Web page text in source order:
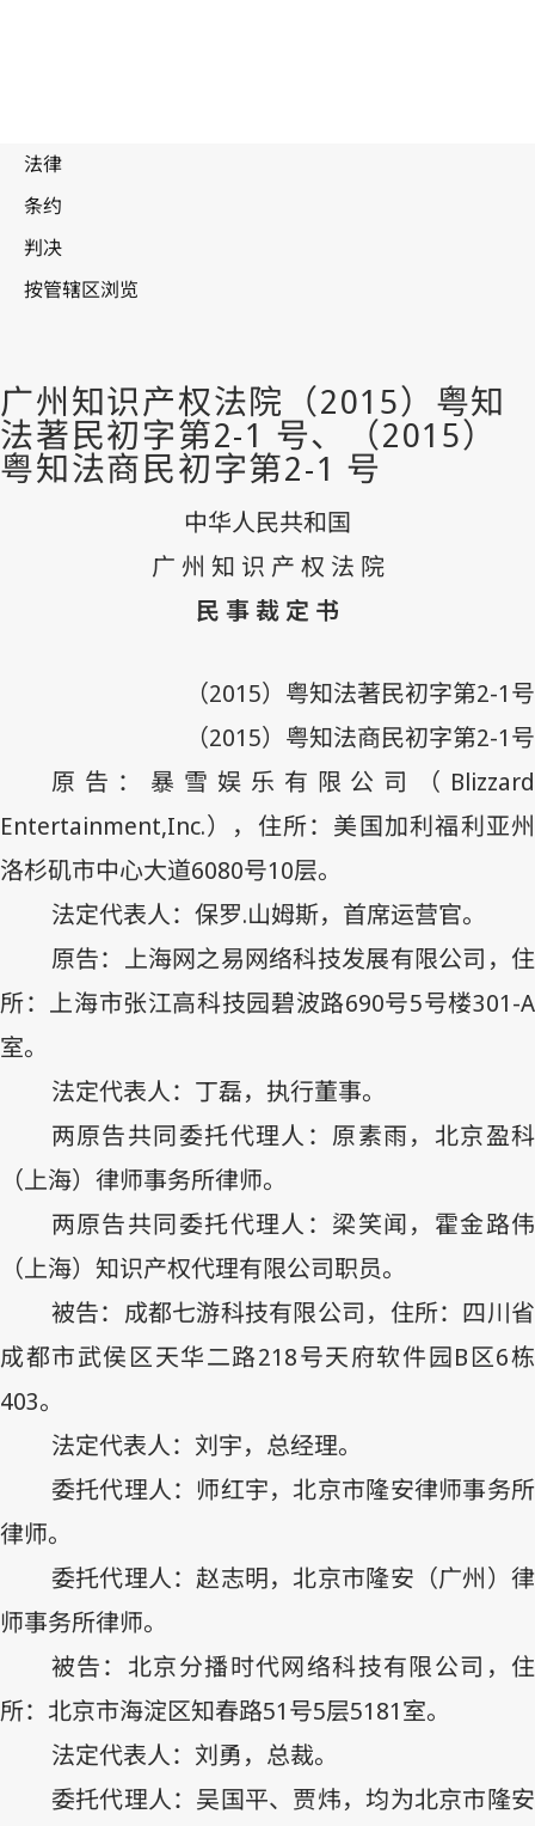
中华人民共和国
广 州 知 识 产 权 法 院
民 事 裁 定 书
（2015）粤知法著民初字第2-1号
（2015）粤知法商民初字第2-1号
原告：暴雪娱乐有限公司（ Blizzard
Entertainment,Inc.），住所：美国加利福利亚州
洛杉矶市中心大道6080号10层。
法定代表人：保罗.山姆斯，首席运营官。
原告：上海网之易网络科技发展有限公司，住
所：上海市张江高科技园碧波路690号5号楼301-A
室。
法定代表人：丁磊，执行董事。
两原告共同委托代理人：原素雨，北京盈科
（上海）律师事务所律师。
两原告共同委托代理人：梁笑闻，霍金路伟
（上海）知识产权代理有限公司职员。
被告：成都七游科技有限公司，住所：四川省
成都市武侯区天华二路218号天府软件园B区6栋
403。
法定代表人：刘宇，总经理。
委托代理人：师红宇，北京市隆安律师事务所
律师。
委托代理人：赵志明，北京市隆安（广州）律
师事务所律师。
被告：北京分播时代网络科技有限公司，住
所：北京市海淀区知春路51号5层5181室。
法定代表人：刘勇，总裁。
委托代理人：吴国平、贾炜，均为北京市隆安